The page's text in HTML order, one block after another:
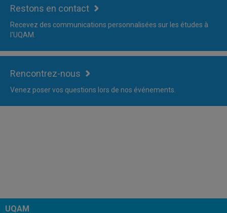
Restons en contact
Recevez des communications personnalisées sur les études à
l'UQAM.
Rencontrez-nous
Venez poser vos questions lors de nos événements.
UQAM